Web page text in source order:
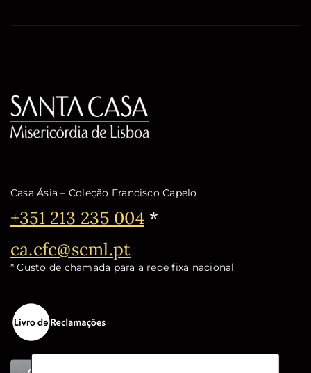
Casa Ásia – Coleção Francisco Capelo
Telefone:
+351 213 235 004*
Email:
ca.cfc@scml.pt
* Custo de chamada para a rede fixa nacional